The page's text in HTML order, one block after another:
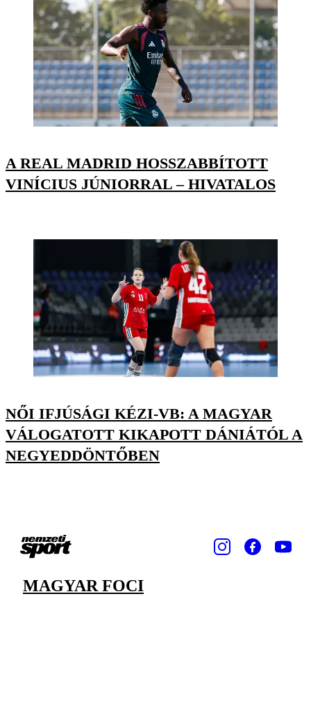
A REAL MADRID HOSSZABBÍTOTT
VINÍCIUS JÚNIORRAL – HIVATALOS
NŐI IFJÚSÁGI KÉZI-VB: A MAGYAR
VÁLOGATOTT KIKAPOTT DÁNIÁTÓL A
NEGYEDDÖNTŐBEN
MAGYAR FOCI